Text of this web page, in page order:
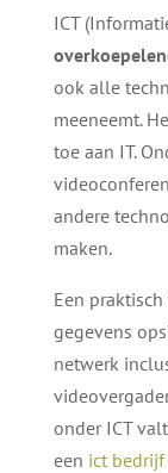
ICT
ook alle
meeneemt.
toe aan IT.
andere
maken.
Een
gegevens
netwerk
onder ICT
een ict bedrijf